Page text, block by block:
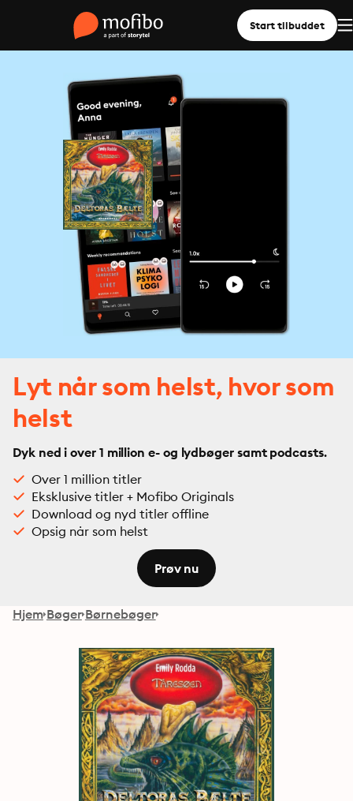
Start tilbuddet
Lyt når som helst, hvor som
helst
Dyk ned i over 1 million e- og lydbøger samt podcasts.
Over 1 million titler
Eksklusive titler + Mofibo Originals
Download og nyd titler offline
Opsig når som helst
Prøv nu
Hjem Bøger Børnebøger